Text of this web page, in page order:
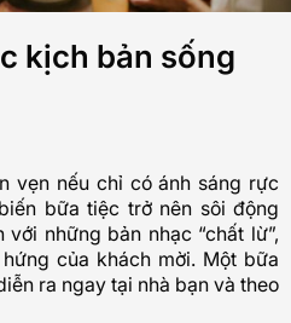
kịch bản sống
vẹn nếu chỉ có ánh sáng rực
bữa tiệc trở nên sôi động
những bản nhạc “chất lừ”,
của khách mời. Một bữa
ra ngay tại nhà bạn và theo